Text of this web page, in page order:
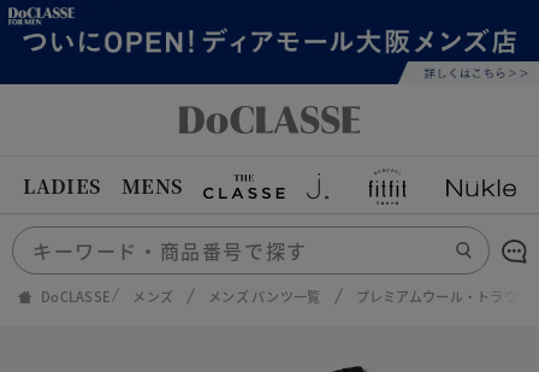
LADIES MENS
DoCLASSE メンズ メンズ パンツ一覧 プレミアムウール・トラウザ